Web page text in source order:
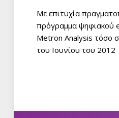
Με επιτυχία
πρόγραμμα ψηφιακού
Metron Analysis τόσο
του Ιουνίου του 2012